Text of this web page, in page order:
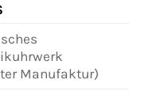
Manufaktur)